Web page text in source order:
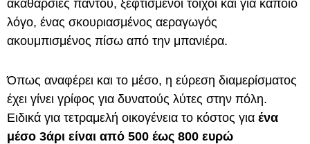
ακαθαρσίες παντού, ξεφτισμένοι τοίχοι και για κάποιο
λόγο, ένας σκουριασμένος αεραγωγός
ακουμπισμένος πίσω από την μπανιέρα.
Όπως αναφέρει και το μέσο, η εύρεση διαμερίσματος
έχει γίνει γρίφος για δυνατούς λύτες στην πόλη.
Ειδικά για τετραμελή οικογένεια το κόστος για ένα
μέσο 3άρι είναι από 500 έως 800 ευρώ